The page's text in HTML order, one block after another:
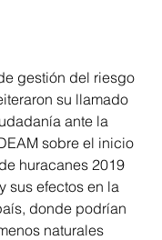
gestión del riesgo
su llamado
ante la
sobre el inicio
huracanes 2019
sus efectos en la
donde podrían
naturales